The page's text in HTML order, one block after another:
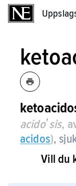
acidoʹsis,
acidos),
Vill du